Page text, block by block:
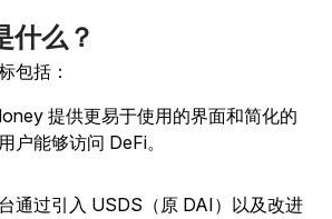
什么？
包括：
提供更易于使用的界面和简化的
户能够访问 DeFi。
台通过引入 USDS（原 DAI）以及改进